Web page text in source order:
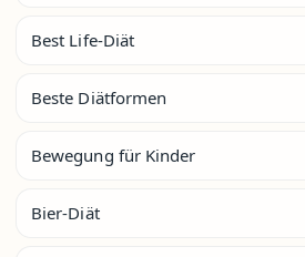
Best Life-Diät
Beste Diätformen
Bewegung für Kinder
Bier-Diät